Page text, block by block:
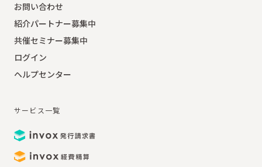
お問い合わせ
紹介パートナー募集中
共催セミナー募集中
ログイン
ヘルプセンター
サービス一覧